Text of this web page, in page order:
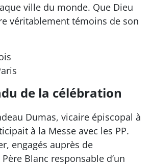
ville du monde. Que Dieu
véritablement témoins de son
de la célébration
Dumas, vicaire épiscopal à
à la Messe avec les PP.
engagés auprès de
Blanc responsable d’un